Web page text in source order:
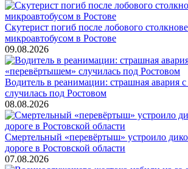
Скутерист погиб после лобового
микроавтобусом в Ростове
09.08.2026
Водитель в реанимации: страшная авария
случилась под Ростовом
08.08.2026
Смертельный «перевёртыш» устроило
дороге в Ростовской области
07.08.2026